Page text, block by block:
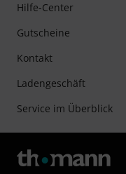
Hilfe-Center
Gutscheine
Kontakt
Ladengeschäft
Service im Überblick